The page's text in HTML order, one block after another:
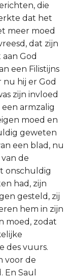
die
dat het
meer moed
dat zijn
God
een Filistijns
nu hij er God
zijn invloed
armzalig
moed en
geweten
een blad, nu
de
onschuldig
had, zijn
gesteld, zij
hem in zijn
moed, zodat
des vuurs.
voor de
Saul